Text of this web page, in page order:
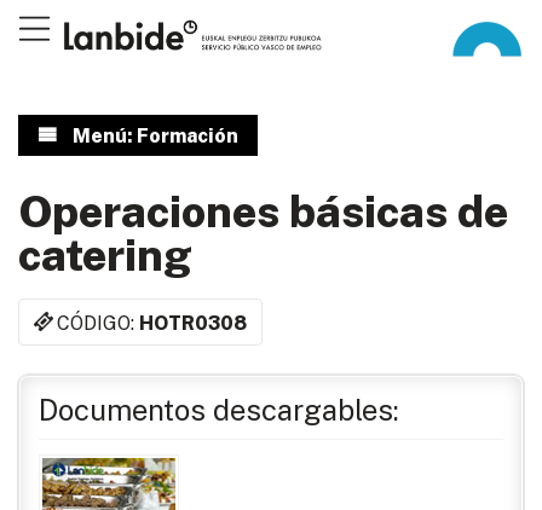
Menú: Formación
Operaciones básicas de
catering
CÓDIGO: HOTR0308
Documentos descargables: